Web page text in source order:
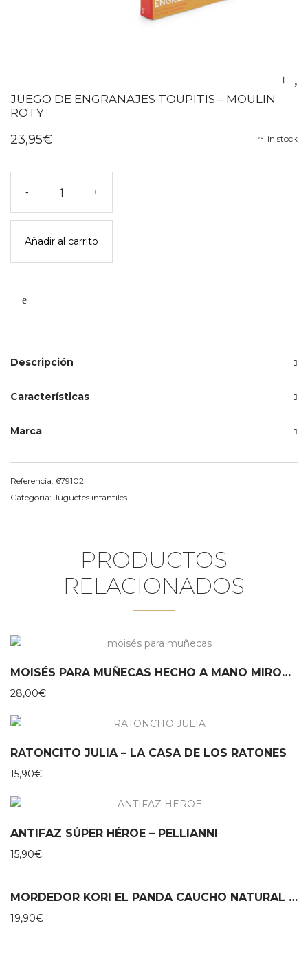
JUEGO DE ENGRANAJES TOUPITIS – MOULIN
ROTY
in stock
23,95€
-
engranajes
moulin
+
Añadir al carrito
Descripción
Características
Marca
Referencia: 679102
Categoría: Juguetes infantiles
PRODUCTOS
RELACIONADOS
MOISÉS PARA MUÑECAS HECHO A MANO MIROOMI
28,00€
RATONCITO JULIA – LA CASA DE LOS RATONES
15,90€
ANTIFAZ SÚPER HÉROE – PELLIANNI
15,90€
MORDEDOR KORI EL PANDA CAUCHO NATURAL – LANCO
19,90€